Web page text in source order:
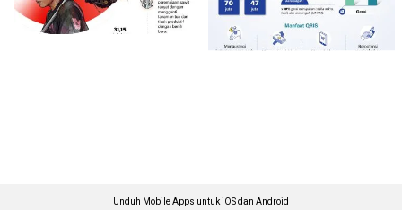
Unduh Mobile Apps untuk iOS dan Android